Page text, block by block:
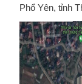
Phổ Yên, tỉnh